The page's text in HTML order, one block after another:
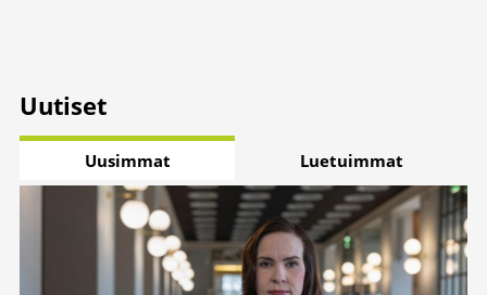
Uutiset
Uusimmat Luetuimmat